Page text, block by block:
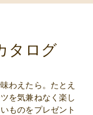
タログ
わえたら。たとえ
を気兼ねなく楽し
ものをプレゼント